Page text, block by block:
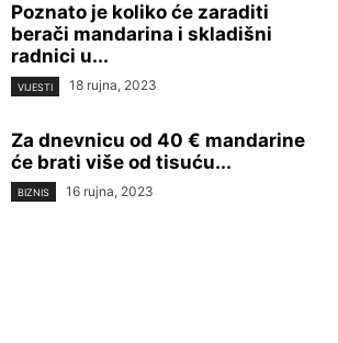
Poznato je koliko će zaraditi
berači mandarina i skladišni
radnici u...
VIJESTI 18 rujna, 2023
Za dnevnicu od 40 € mandarine
će brati više od tisuću...
BIZNIS 16 rujna, 2023